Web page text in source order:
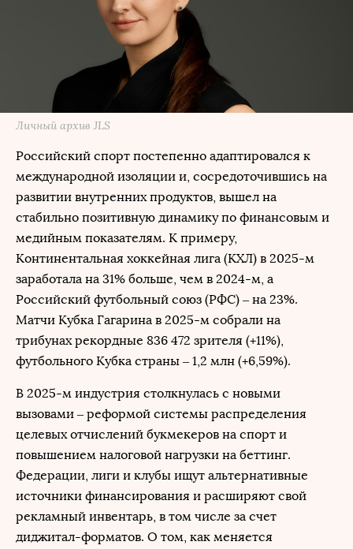
Личный архив JLS
Российский спорт постепенно адаптировался к
международной изоляции и, сосредоточившись на
развитии внутренних продуктов, вышел на
стабильно позитивную динамику по финансовым и
медийным показателям. К примеру,
Континентальная хоккейная лига (КХЛ) в 2025-м
заработала на 31% больше, чем в 2024-м, а
Российский футбольный союз (РФС) – на 23%.
Матчи Кубка Гагарина в 2025-м собрали на
трибунах рекордные 836 472 зрителя (+11%),
футбольного Кубка страны – 1,2 млн (+6,59%).
В 2025-м индустрия столкнулась с новыми
вызовами – реформой системы распределения
целевых отчислений букмекеров на спорт и
повышением налоговой нагрузки на беттинг.
Федерации, лиги и клубы ищут альтернативные
источники финансирования и расширяют свой
рекламный инвентарь, в том числе за счет
диджитал-форматов. О том, как меняется